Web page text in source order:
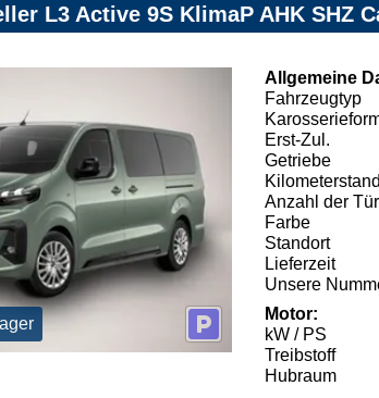
L3 Active 9S KlimaP AHK SHZ
Allgemeine
Fahrzeugtyp
Erst-Zul.
Getriebe
Kilometerstand
Anzahl der
Farbe
Standort
Lieferzeit
Unsere
Motor:
kW / PS
Treibstoff
Hubraum